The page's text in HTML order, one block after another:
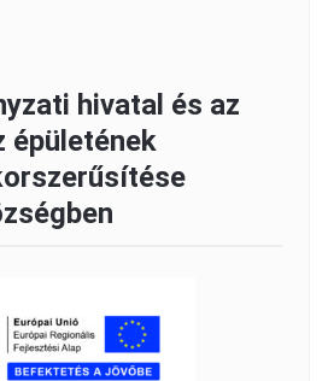
hivatal és az
épületének